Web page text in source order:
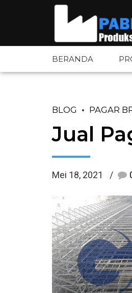
BERANDA
Pagar BRC
Pagar BRC Bandara
Pagar Wiremesh
Pagar Harmonika
Pagar Harmonika
BLOG PAGAR
Jual
Mei 18, 2021